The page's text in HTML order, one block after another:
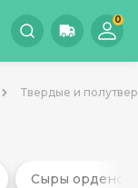
0
Твердые и
Сыры